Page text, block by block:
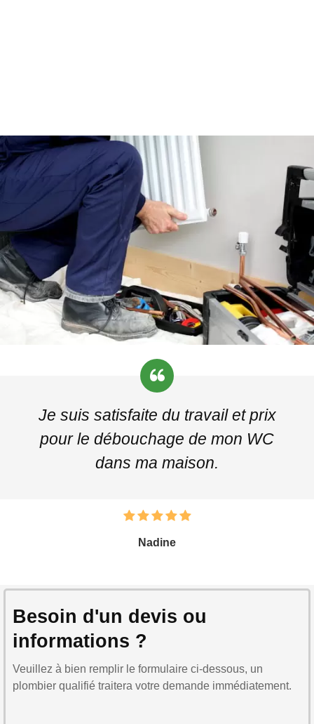
Je suis satisfaite du travail et prix
pour le débouchage de mon WC
dans ma maison.
Nadine
Besoin d'un devis ou
informations ?
Veuillez à bien remplir le formulaire ci-dessous, un
plombier qualifié traitera votre demande immédiatement.